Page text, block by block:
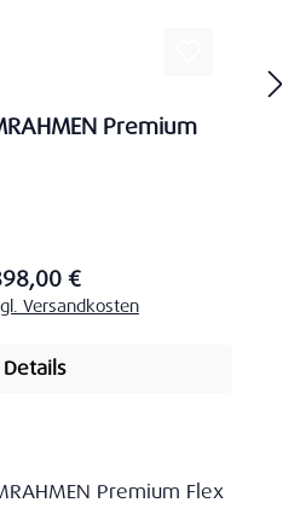
Premium
€
Versandkosten
Details